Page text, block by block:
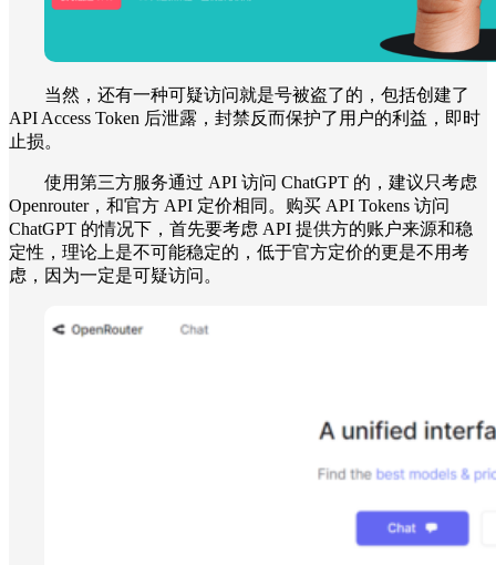
当然，还有一种可疑访问就是号被盗了的，包括创建了
API Access Token 后泄露，封禁反而保护了用户的利益，即时
止损。
使用第三方服务通过 API 访问 ChatGPT 的，建议只考虑
Openrouter，和官方 API 定价相同。购买 API Tokens 访问
ChatGPT 的情况下，首先要考虑 API 提供方的账户来源和稳
定性，理论上是不可能稳定的，低于官方定价的更是不用考
虑，因为一定是可疑访问。